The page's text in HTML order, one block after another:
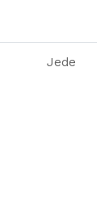
Jede